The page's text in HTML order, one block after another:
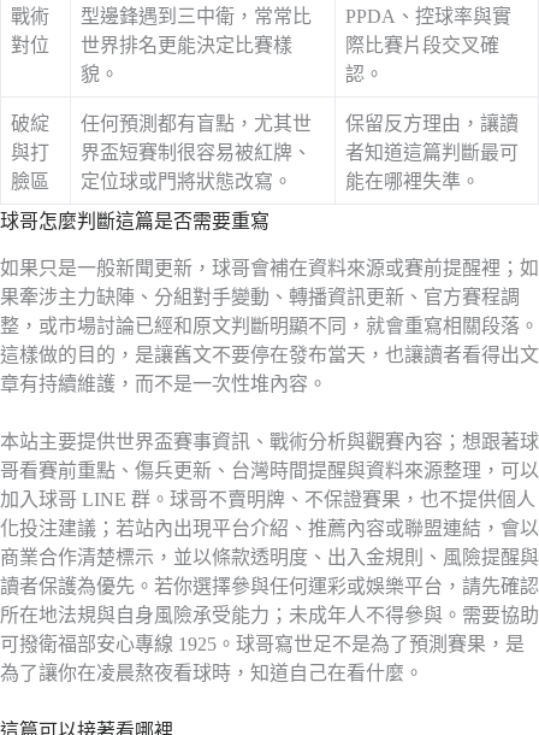
戰術
對位
型邊鋒遇到三中衛，常常比
世界排名更能決定比賽樣
貌。
PPDA、控球率與實
際比賽片段交叉確
認。
破綻
與打
臉區
任何預測都有盲點，尤其世
界盃短賽制很容易被紅牌、
定位球或門將狀態改寫。
保留反方理由，讓讀
者知道這篇判斷最可
能在哪裡失準。
球哥怎麼判斷這篇是否需要重寫
如果只是一般新聞更新，球哥會補在資料來源或賽前提醒裡；如
果牽涉主力缺陣、分組對手變動、轉播資訊更新、官方賽程調
整，或市場討論已經和原文判斷明顯不同，就會重寫相關段落。
這樣做的目的，是讓舊文不要停在發布當天，也讓讀者看得出文
章有持續維護，而不是一次性堆內容。
本站主要提供世界盃賽事資訊、戰術分析與觀賽內容；想跟著球
哥看賽前重點、傷兵更新、台灣時間提醒與資料來源整理，可以
加入球哥 LINE 群。球哥不賣明牌、不保證賽果，也不提供個人
化投注建議；若站內出現平台介紹、推薦內容或聯盟連結，會以
商業合作清楚標示，並以條款透明度、出入金規則、風險提醒與
讀者保護為優先。若你選擇參與任何運彩或娛樂平台，請先確認
所在地法規與自身風險承受能力；未成年人不得參與。需要協助
可撥衛福部安心專線 1925。球哥寫世足不是為了預測賽果，是
為了讓你在凌晨熬夜看球時，知道自己在看什麼。
這篇可以接著看哪裡